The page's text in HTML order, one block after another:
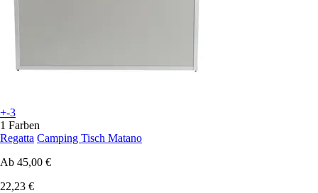
+-3
1 Farben
Regatta Camping Tisch Matano
Ab 45,00 €
22,23 €